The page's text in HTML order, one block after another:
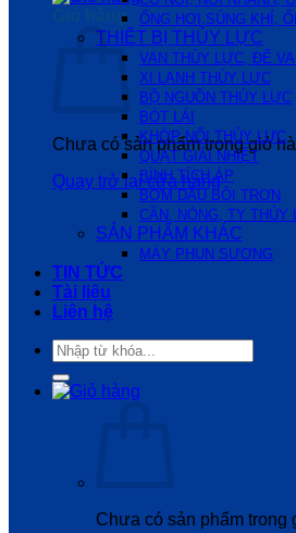
Giỏ hàng
Chưa có sản phẩm trong giỏ
Quay trở lại cửa hàng
ỐNG HƠI,SÚNG KHÍ,
THIẾT BỊ THỦY LỰC
VAN THỦY LỰC, ĐẾ
XI LANH THỦY LỰC
BỘ NGUỒN THỦY LỰC
BÓT LÁI
KHỚP NỐI THỦY LỰC
QUẠT GIẢI NHIỆT
BÌNH TÍCH ÁP
BƠM DẦU BÔI TRƠN
CẦN, NÒNG, TY THỦY
SẢN PHẨM KHÁC
MÁY PHUN SƯƠNG
TIN TỨC
Tài liệu
Liên hệ
Tìm
kiếm:
Chưa có sản phẩm trong